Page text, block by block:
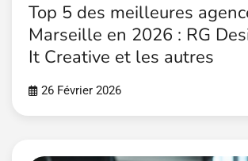
Top 5 des meilleures
Marseille en 2026 : RG
It Creative et les autres
26 Février 2026